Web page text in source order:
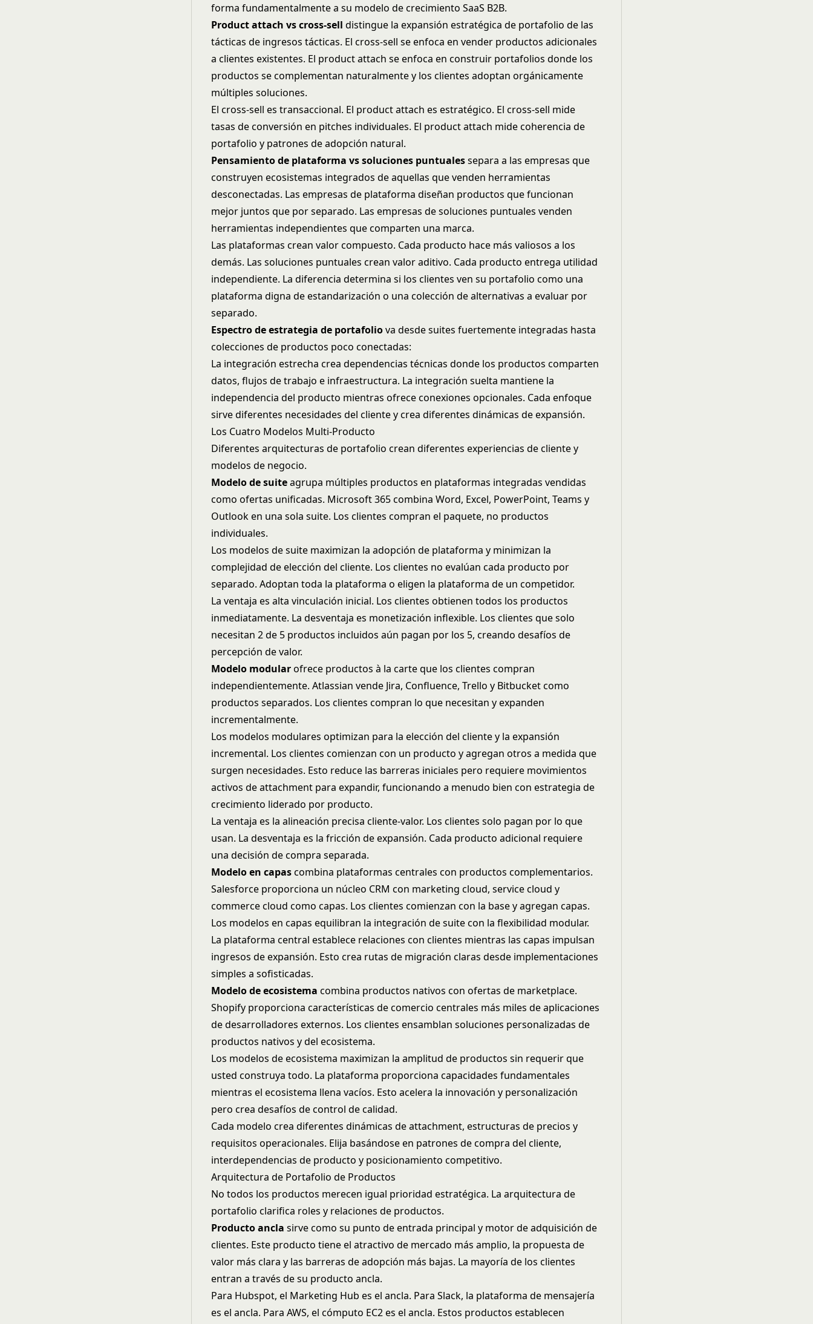
forma fundamentalmente a su modelo de crecimiento SaaS B2B.
Product attach vs cross-sell distingue la expansión estratégica de portafolio de las
tácticas de ingresos tácticas. El cross-sell se enfoca en vender productos adicionales
a clientes existentes. El product attach se enfoca en construir portafolios donde los
productos se complementan naturalmente y los clientes adoptan orgánicamente
múltiples soluciones.
El cross-sell es transaccional. El product attach es estratégico. El cross-sell mide
tasas de conversión en pitches individuales. El product attach mide coherencia de
portafolio y patrones de adopción natural.
Pensamiento de plataforma vs soluciones puntualessepara a las empresas que
construyen ecosistemas integrados de aquellas que venden herramientas
desconectadas. Las empresas de plataforma diseñan productos que funcionan
mejor juntos que por separado. Las empresas de soluciones puntuales venden
herramientas independientes que comparten una marca.
Las plataformas crean valor compuesto. Cada producto hace más valiosos a los
demás. Las soluciones puntuales crean valor aditivo. Cada producto entrega utilidad
independiente. La diferencia determina si los clientes ven su portafolio como una
plataforma digna de estandarización o una colección de alternativas a evaluar por
separado.
Espectro de estrategia de portafoliova desde suites fuertemente integradas hasta
colecciones de productos poco conectadas:
La integración estrecha crea dependencias técnicas donde los productos comparten
datos, flujos de trabajo e infraestructura. La integración suelta mantiene la
independencia del producto mientras ofrece conexiones opcionales. Cada enfoque
sirve diferentes necesidades del cliente y crea diferentes dinámicas de expansión.
Los Cuatro Modelos Multi-Producto
Diferentes arquitecturas de portafolio crean diferentes experiencias de cliente y
modelos de negocio.
Modelo de suiteagrupa múltiples productos en plataformas integradas vendidas
como ofertas unificadas. Microsoft 365 combina Word, Excel, PowerPoint, Teams y
Outlook en una sola suite. Los clientes compran el paquete, no productos
individuales.
Los modelos de suite maximizan la adopción de plataforma y minimizan la
complejidad de elección del cliente. Los clientes no evalúan cada producto por
separado. Adoptan toda la plataforma o eligen la plataforma de un competidor.
La ventaja es alta vinculación inicial. Los clientes obtienen todos los productos
inmediatamente. La desventaja es monetización inflexible. Los clientes que solo
necesitan 2 de 5 productos incluidos aún pagan por los 5, creando desafíos de
percepción de valor.
Modelo modularofrece productos à la carte que los clientes compran
independientemente. Atlassian vende Jira, Confluence, Trello y Bitbucket como
productos separados. Los clientes compran lo que necesitan y expanden
incrementalmente.
Los modelos modulares optimizan para la elección del cliente y la expansión
incremental. Los clientes comienzan con un producto y agregan otros a medida que
surgen necesidades. Esto reduce las barreras iniciales pero requiere movimientos
activos de attachment para expandir, funcionando a menudo bien conestrategia de
crecimiento liderado por producto.
La ventaja es la alineación precisa cliente-valor. Los clientes solo pagan por lo que
usan. La desventaja es la fricción de expansión. Cada producto adicional requiere
una decisión de compra separada.
Modelo en capascombina plataformas centrales con productos complementarios.
Salesforce proporciona un núcleo CRM con marketing cloud, service cloud y
commerce cloud como capas. Los clientes comienzan con la base y agregan capas.
Los modelos en capas equilibran la integración de suite con la flexibilidad modular.
La plataforma central establece relaciones con clientes mientras las capas impulsan
ingresos de expansión. Esto crea rutas de migración claras desde implementaciones
simples a sofisticadas.
Modelo de ecosistema combina productos nativos con ofertas de marketplace.
Shopify proporciona características de comercio centrales más miles de aplicaciones
de desarrolladores externos. Los clientes ensamblan soluciones personalizadas de
productos nativos y del ecosistema.
Los modelos de ecosistema maximizan la amplitud de productos sin requerir que
usted construya todo. La plataforma proporciona capacidades fundamentales
mientras el ecosistema llena vacíos. Esto acelera la innovación y personalización
pero crea desafíos de control de calidad.
Cada modelo crea diferentes dinámicas de attachment, estructuras de precios y
requisitos operacionales. Elija basándose en patrones de compra del cliente,
interdependencias de producto y posicionamiento competitivo.
Arquitectura de Portafolio de Productos
No todos los productos merecen igual prioridad estratégica. La arquitectura de
portafolio clarifica roles y relaciones de productos.
Producto ancla sirve como su punto de entrada principal y motor de adquisición de
clientes. Este producto tiene el atractivo de mercado más amplio, la propuesta de
valor más clara y las barreras de adopción más bajas. La mayoría de los clientes
entran a través de su producto ancla.
Para Hubspot, el Marketing Hub es el ancla. Para Slack, la plataforma de mensajería
es el ancla. Para AWS, el cómputo EC2 es el ancla. Estos productos establecen